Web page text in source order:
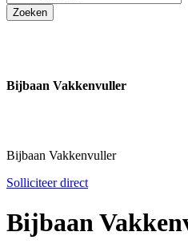
Bijbaan Vakkenvuller
Bijbaan Vakkenvuller
Solliciteer direct
Bijbaan